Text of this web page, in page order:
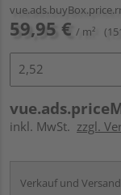
59,95 € / m²
inkl. MwSt. zzgl.
Verkauf und